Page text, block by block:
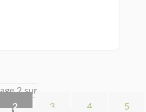
2 sur
2 3 4
5